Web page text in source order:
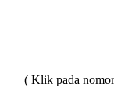
( Klik pada